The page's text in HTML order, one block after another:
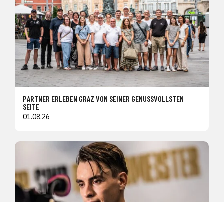
PARTNER ERLEBEN GRAZ VON SEINER GENUSSVOLLSTEN
SEITE
01.08.26